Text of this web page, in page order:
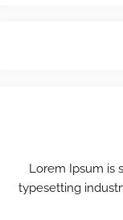
Lorem Ipsum is
typesetting